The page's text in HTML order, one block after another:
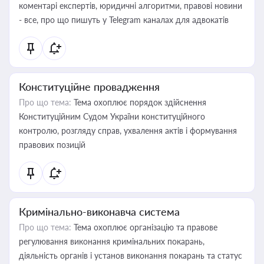
коментарі експертів, юридичні алгоритми, правові новини
- все, про що пишуть у Telegram каналах для адвокатів
Конституційне провадження
Про що тема: Тема охоплює порядок здійснення
Конституційним Судом України конституційного
контролю, розгляду справ, ухвалення актів і формування
правових позицій
Кримінально-виконавча система
Про що тема: Тема охоплює організацію та правове
регулювання виконання кримінальних покарань,
діяльність органів і установ виконання покарань та статус